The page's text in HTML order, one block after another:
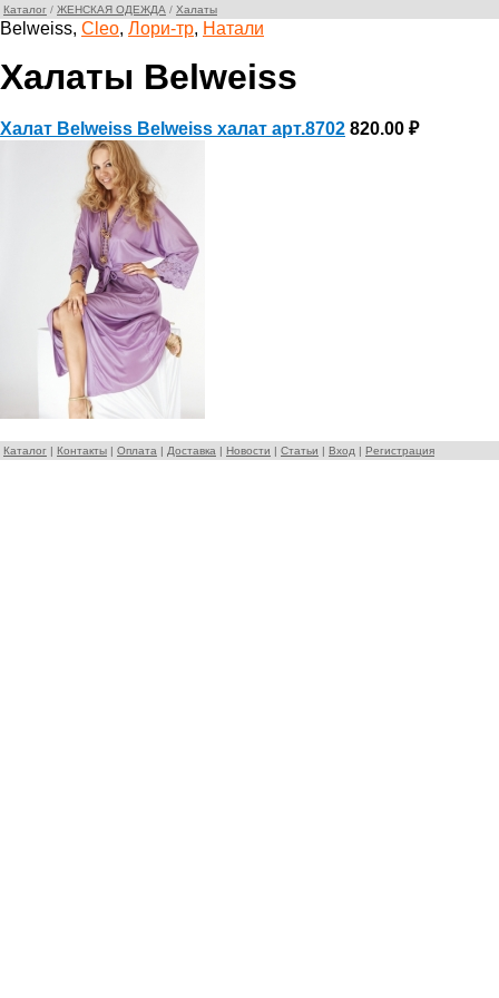
Каталог / ЖЕНСКАЯ ОДЕЖДА / Халаты
Belweiss, Cleo, Лори-тр, Натали
Халаты Belweiss
Халат Belweiss Belweiss халат арт.8702 820.00 ₽
Каталог | Контакты | Оплата | Доставка | Новости | Статьи | Вход | Регистрация